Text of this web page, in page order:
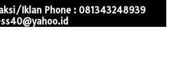
Iklan Phone : 081343248939